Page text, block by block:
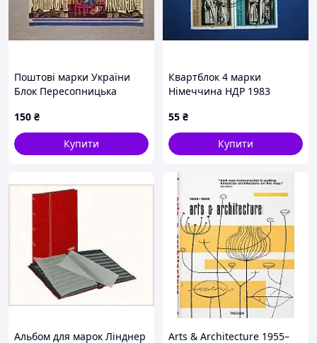
Поштові марки України
Блок Пересопницька
150 ₴
Купити
Квартблок 4 марки
Німеччина НДР 1983
Собор Наумбург СГ
спецгасіння
55 ₴
Купити
Альбом для марок Лінднер
Arts & Architecture 1955–